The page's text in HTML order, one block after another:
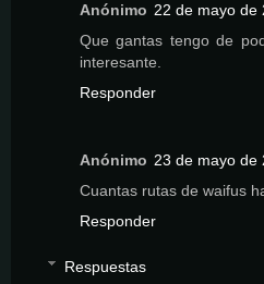
Anónimo 22 de mayo de
Que gantas tengo de
interesante.
Responder
Anónimo 23 de mayo de
Cuantas rutas de waifus
Responder
Respuestas